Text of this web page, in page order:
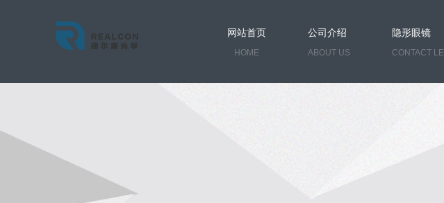
网站首页
HOME
公司介绍
ABOUT US
隐形眼镜
CONTACT